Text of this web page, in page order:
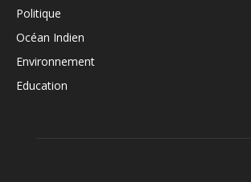
Politique
Océan Indien
Environnement
Education